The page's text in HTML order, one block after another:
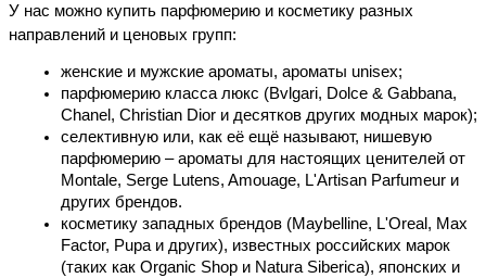
У нас можно купить парфюмерию и косметику разных
направлений и ценовых групп:
женские и мужские ароматы, ароматы unisex;
парфюмерию класса люкс (Bvlgari, Dolce & Gabbana,
Chanel, Christian Dior и десятков других модных марок);
селективную или, как её ещё называют, нишевую
парфюмерию – ароматы для настоящих ценителей от
Montale, Serge Lutens, Amouage, L'Artisan Parfumeur и
других брендов.
косметику западных брендов (Maybelline, L'Oreal, Max
Factor, Pupa и других), известных российских марок
(таких как Organic Shop и Natura Siberica), японских и